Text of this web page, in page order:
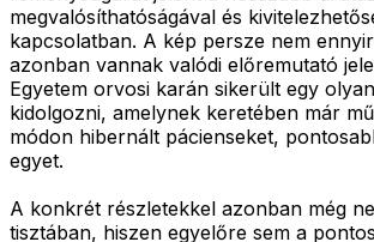
megvalósíthatóságával és
kapcsolatban. A kép persze nem
azonban vannak valódi előremutató
Egyetem orvosi karán sikerült egy
kidolgozni, amelynek keretében már
módon hibernált pácienseket,
egyet.
A konkrét részletekkel azonban még
tisztában, hiszen egyelőre sem a